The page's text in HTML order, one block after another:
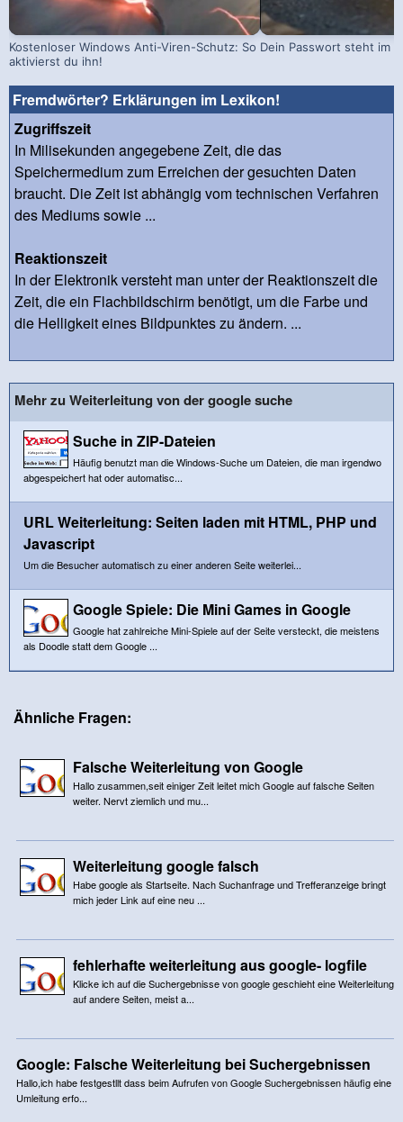
Kostenloser Windows Anti-Viren-Schutz: So
aktivierst du ihn!
Dein Passwort steht im
Fremdwörter? Erklärungen im Lexikon!
Zugriffszeit
In Milisekunden angegebene Zeit, die das
Speichermedium zum Erreichen der gesuchten Daten
braucht. Die Zeit ist abhängig vom technischen Verfahren
des Mediums sowie ...
Reaktionszeit
In der Elektronik versteht man unter der Reaktionszeit die
Zeit, die ein Flachbildschirm benötigt, um die Farbe und
die Helligkeit eines Bildpunktes zu ändern. ...
Mehr zu Weiterleitung von der google suche
Suche in ZIP-Dateien
Häufig benutzt man die Windows-Suche um Dateien, die man irgendwo
abgespeichert hat oder automatisc...
URL Weiterleitung: Seiten laden mit HTML, PHP und
Javascript
Um die Besucher automatisch zu einer anderen Seite weiterlei...
Google Spiele: Die Mini Games in Google
Google hat zahlreiche Mini-Spiele auf der Seite versteckt, die meistens
als Doodle statt dem Google ...
Ähnliche Fragen:
Falsche Weiterleitung von Google
Hallo zusammen,seit einiger Zeit leitet mich Google auf falsche Seiten
weiter. Nervt ziemlich und mu...
Weiterleitung google falsch
Habe google als Startseite. Nach Suchanfrage und Trefferanzeige bringt
mich jeder Link auf eine neu ...
fehlerhafte weiterleitung aus google- logfile
Klicke ich auf die Suchergebnisse von google geschieht eine Weiterleitung
auf andere Seiten, meist a...
Google: Falsche Weiterleitung bei Suchergebnissen
Hallo,ich habe festgestllt dass beim Aufrufen von Google Suchergebnissen häufig eine
Umleitung erfo...